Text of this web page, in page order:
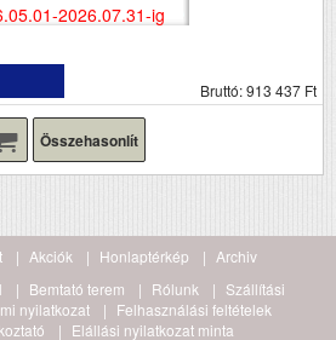
2026.07.31-ig
Bruttó: 913 437 Ft
Összehasonlít
Akciók Honlaptérkép
Archiv
Bemtató terem Rólunk
Szállítási
nyilatkozat
Felhasználási feltételek
Elállási nyilatkozat minta